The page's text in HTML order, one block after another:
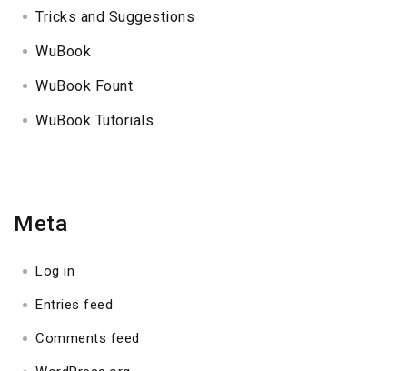
Tricks and Suggestions
WuBook
WuBook Fount
WuBook Tutorials
Meta
Log in
Entries feed
Comments feed